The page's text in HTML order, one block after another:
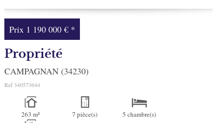
Prix1 190 000 € *
Propriété
CAMPAGNAN (34230)
Ref 340573644
263 m² 7 pièce(s) 5 chambre(s)